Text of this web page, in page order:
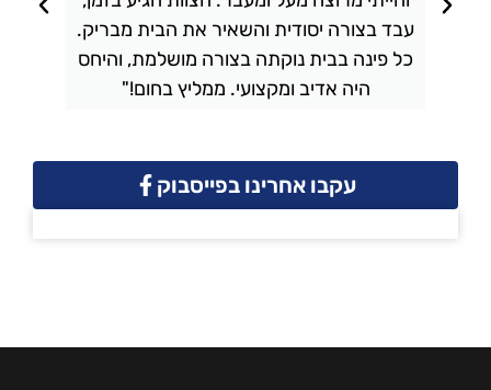
עבד בצורה יסודית והשאיר את הבית מבריק.
כל פינה בבית נוקתה בצורה מושלמת, והיחס
היה אדיב ומקצועי. ממליץ בחום!"
עקבו אחרינו בפייסבוק